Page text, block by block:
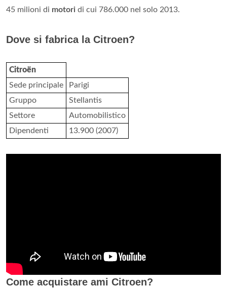
45 milioni di motori di cui 786.000 nel solo 2013.
Dove si fabrica la Citroen?
Citroën
Sede principale
Parigi
Gruppo
Stellantis
Settore
Automobilistico
Dipendenti
13.900 (2007)
Come acquistare ami Citroen?